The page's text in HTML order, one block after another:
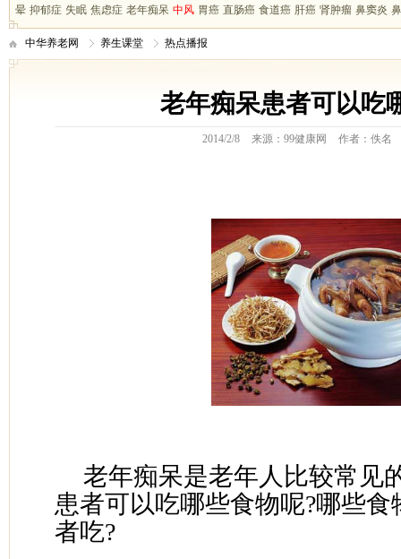
晕 抑郁症 失眠 焦虑症 老年痴呆 中风 胃癌 直肠癌 食道癌 肝癌 肾肿瘤 鼻窦炎
中华养老网 养生课堂 热点播报
老年痴呆患者可以吃
2014/2/8 来源：99健康网 作者：佚名
老年痴呆是老年人比较常见
患者可以吃哪些食物呢?哪些
者吃?